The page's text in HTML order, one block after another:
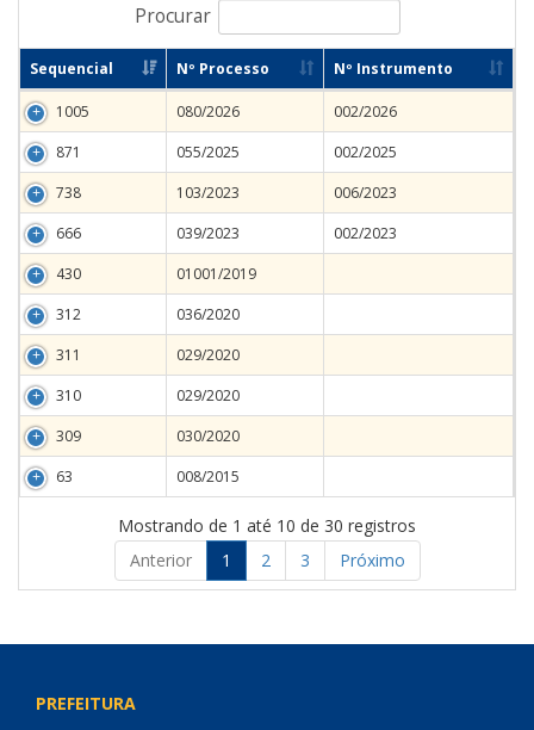
Procurar
Sequencial Nº Processo Nº Instrumento
1005 080/2026
002/2026
871
055/2025
002/2025
738
103/2023
006/2023
666
039/2023
002/2023
430
01001/2019
312
036/2020
311
029/2020
310
029/2020
309
030/2020
63
008/2015
Mostrando de 1 até 10 de 30 registros
Anterior
1 2 3 Próximo
PREFEITURA